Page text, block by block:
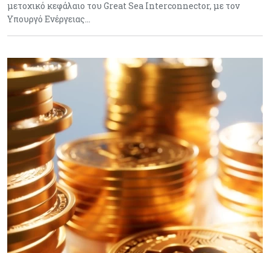
μετοχικό κεφάλαιο του Great Sea Interconnector, με τον
Υπουργό Ενέργειας…